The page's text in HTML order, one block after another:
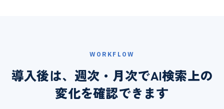
WORKFLOW
導入後は、週次・月次でAI検索上の
変化を確認できます